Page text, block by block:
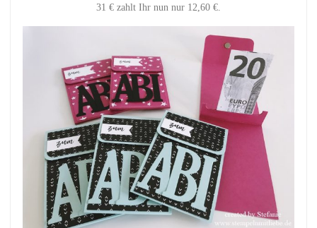
31 € zahlt Ihr nun nur 12,60 €.